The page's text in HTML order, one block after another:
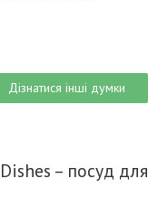
Дізнатися інші думки
– посуд